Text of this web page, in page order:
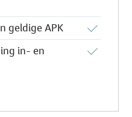
geldige APK
in- en